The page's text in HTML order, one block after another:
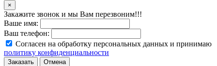
×
Закажите звонок и мы Вам перезвоним!!!
Ваше имя:
Ваш телефон:
Согласен на обработку персональных данных и принимаю
политику конфиденциальности
Заказать Отмена